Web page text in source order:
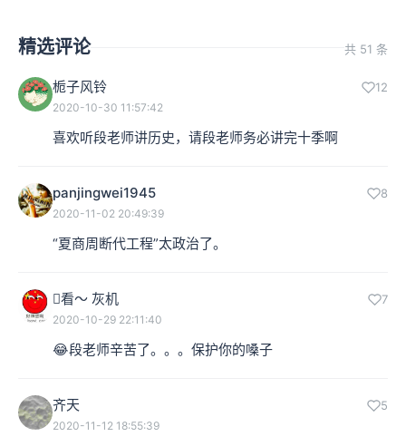
精选评论 共 51 条
栀子风铃 12
2020-10-30 11:57:42
喜欢听段老师讲历史，请段老师务必讲完十季啊
panjingwei1945 8
2020-11-02 20:49:39
“夏商周断代工程”太政治了。
看～ 灰机 7
2020-10-29 22:11:40
😂段老师辛苦了。。。保护你的嗓子
齐天 5
2020-11-12 18:55:39